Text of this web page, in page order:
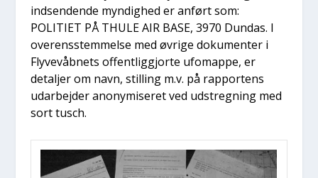
ind­sen­den­de myn­dig­hed er anført som:
POLITIET PÅ THULE AIR BASE, 3970 Dun­das. I
over­ens­stem­mel­se med øvri­ge doku­men­ter i
Fly­ve­våb­nets offent­lig­gjor­te ufo­map­pe, er
detal­jer om navn, stil­ling m.v. på rap­por­tens
udar­bej­der ano­ny­mi­se­ret ved udstreg­ning med
sort tusch.